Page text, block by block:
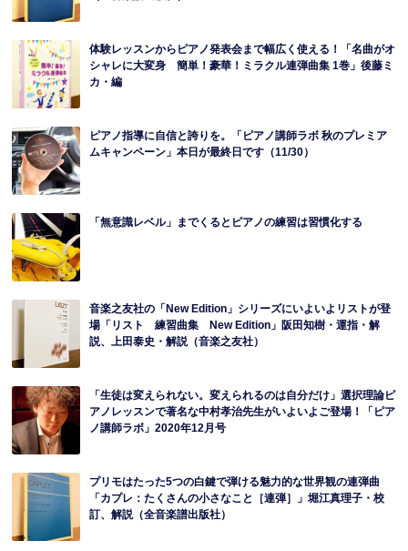
体験レッスンからピアノ発表会まで幅広く使える！「名曲がオ
シャレに大変身 簡単！豪華！ミラクル連弾曲集 1巻」後藤ミ
カ・編
ピアノ指導に自信と誇りを。「ピアノ講師ラボ 秋のプレミア
ムキャンペーン」本日が最終日です（11/30）
「無意識レベル」までくるとピアノの練習は習慣化する
音楽之友社の「New Edition」シリーズにいよいよリストが登
場「リスト 練習曲集 New Edition」阪田知樹・運指・解
説、上田泰史・解説（音楽之友社）
「生徒は変えられない。変えられるのは自分だけ」選択理論ピ
アノレッスンで著名な中村孝治先生がいよいよご登場！「ピア
ノ講師ラボ」2020年12月号
プリモはたった5つの白鍵で弾ける魅力的な世界観の連弾曲
「カプレ：たくさんの小さなこと［連弾］」堀江真理子・校
訂、解説（全音楽譜出版社）